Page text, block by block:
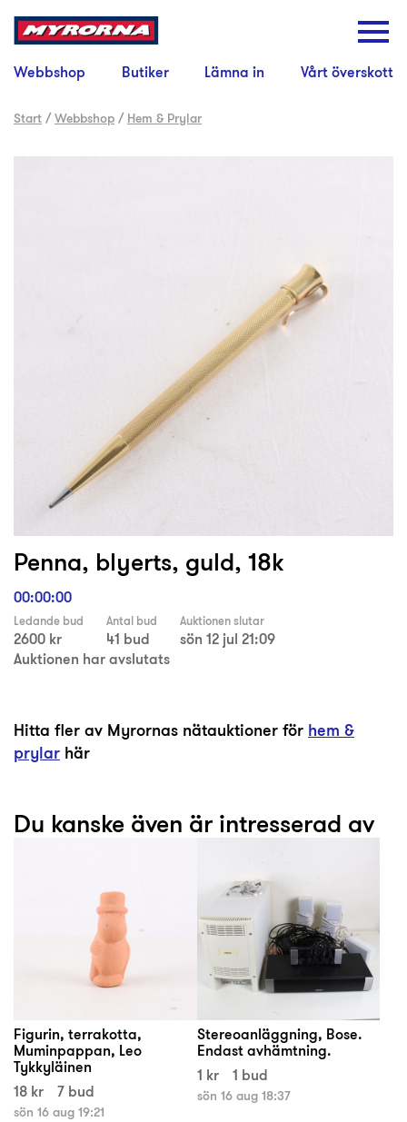
Webbshop Butiker Lämna in Vårt överskott
Start /Webbshop / Hem & Prylar
Penna, blyerts, guld, 18k
00:00:00
Ledande bud
2600 kr
Antal bud
41 bud
Auktionen slutar
sön 12 jul 21:09
Auktionen har avslutats
Hitta fler av Myrornas nätauktioner för hem &
prylar här
Du kanske även är intresserad av
Figurin, terrakotta,
Muminpappan, Leo
Tykkyläinen
18 kr
7 bud
sön 16 aug 19:21
Stereoanläggning, Bose.
Endast avhämtning.
1 kr
1 bud
sön 16 aug 18:37